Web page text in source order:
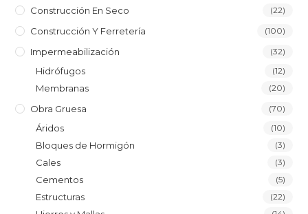
Construcción En Seco (22)
Construcción Y Ferretería (100)
Impermeabilización (32)
Hidrófugos (12)
Membranas (20)
Obra Gruesa (70)
Áridos (10)
Bloques de Hormigón (3)
Cales (3)
Cementos (5)
Estructuras (22)